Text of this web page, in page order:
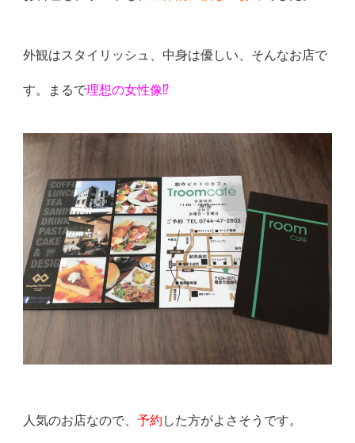
外観はスタイリッシュ、中身は優しい、そんなお店で
す。まるで理想の女性像⁉︎
人気のお店なので、予約 した方がよさそうです。